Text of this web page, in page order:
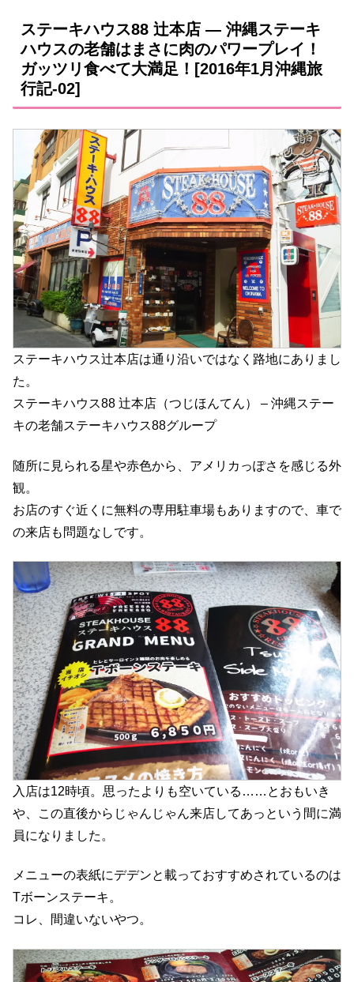
ステーキハウス88 辻本店 ― 沖縄ステーキ
ハウスの老舗はまさに肉のパワープレイ！
ガッツリ食べて大満足！[2016年1月沖縄旅
行記-02]
ステーキハウス辻本店は通り沿いではなく路地にありまし
た。
ステーキハウス88 辻本店（つじほんてん） – 沖縄ステー
キの老舗ステーキハウス88グループ
随所に見られる星や赤色から、アメリカっぽさを感じる外
観。
お店のすぐ近くに無料の専用駐車場もありますので、車で
の来店も問題なしです。
入店は12時頃。思ったよりも空いている……とおもいき
や、この直後からじゃんじゃん来店してあっという間に満
員になりました。
メニューの表紙にデデンと載っておすすめされているのは
Tボーンステーキ。
コレ、間違いないやつ。